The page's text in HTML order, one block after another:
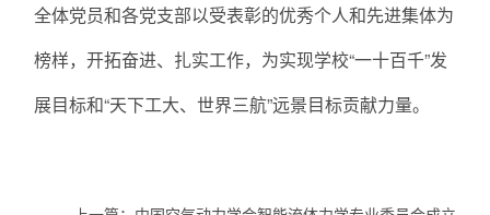
全体党员和各党支部以受表彰的优秀个人和先进集体为
榜样，开拓奋进、扎实工作，为实现学校“一十百千”发
展目标和“天下工大、世界三航”远景目标贡献力量。